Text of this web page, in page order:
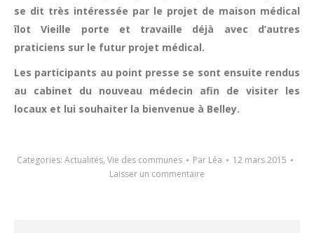
se dit très intéressée par le projet de maison médical
îlot Vieille porte et travaille déjà avec d’autres
praticiens sur le futur projet médical.
Les participants au point presse se sont ensuite rendus
au cabinet du nouveau médecin afin de visiter les
locaux et lui souhaiter la bienvenue à Belley.
Categories: Actualités, Vie des communes Par Léa
12 mars 2015
Laisser un commentaire